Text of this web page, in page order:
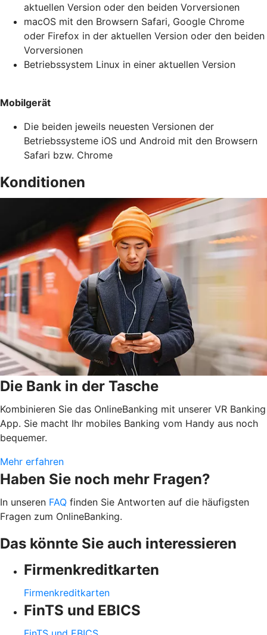
aktuellen Version oder den beiden Vorversionen
macOS mit den Browsern Safari, Google Chrome
oder Firefox in der aktuellen Version oder den beiden
Vorversionen
Betriebssystem Linux in einer aktuellen Version
Mobilgerät
Die beiden jeweils neuesten Versionen der
Betriebssysteme iOS und Android mit den Browsern
Safari bzw. Chrome
Konditionen
Die Bank in der Tasche
Kombinieren Sie das OnlineBanking mit unserer VR Banking
App. Sie macht Ihr mobiles Banking vom Handy aus noch
bequemer.
Mehr erfahren
Haben Sie noch mehr Fragen?
In unseren FAQ finden Sie Antworten auf die häufigsten
Fragen zum OnlineBanking.
Das könnte Sie auch interessieren
Firmenkreditkarten
Firmenkreditkarten
FinTS und EBICS